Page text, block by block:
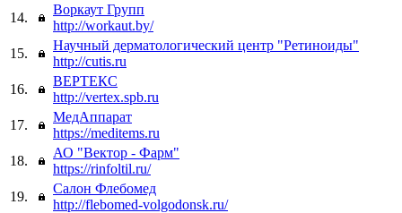
14.
Воркаут Групп
http://workaut.by/
15.
Научный дерматологический центр "Ретиноиды"
http://cutis.ru
16.
ВЕРТЕКС
http://vertex.spb.ru
17.
МедАппарат
https://meditems.ru
18.
АО "Вектор - Фарм"
https://rinfoltil.ru/
19.
Салон Флебомед
http://flebomed-volgodonsk.ru/